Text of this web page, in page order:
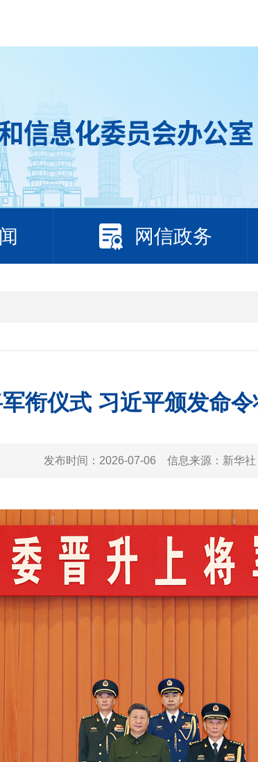
网信政务
衔仪式 习近平颁发命
发布时间： 2026-07-06 信息来源： 新华社